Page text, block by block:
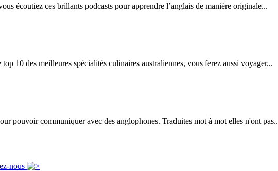
écoutiez ces brillants podcasts pour apprendre l’anglais de manière originale...
10 des meilleures spécialités culinaires australiennes, vous ferez aussi voyager...
pouvoir communiquer avec des anglophones. Traduites mot à mot elles n'ont
nous